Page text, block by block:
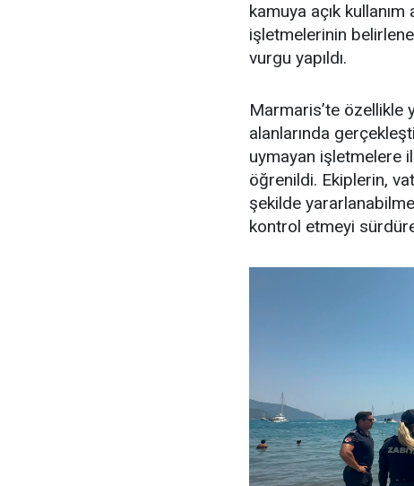
kamuya açık
işletmelerinin
vurgu yapıldı.
Marmaris’te özellikle
alanlarında
uymayan işletmelere
öğrenildi. Ekiplerin,
şekilde
kontrol etmeyi